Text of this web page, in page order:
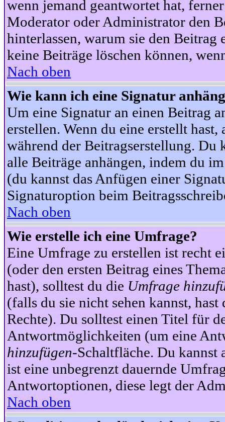
wenn jemand geantwortet hat,
Moderator oder Administrator den
hinterlassen, warum sie den Beitrag
keine Beiträge löschen können,
Nach oben
Wie kann ich eine Signatur
Um eine Signatur an einen Beitrag
erstellen. Wenn du eine erstellt
während der Beitragserstellung. Du
alle Beiträge anhängen, indem du
(du kannst das Anfügen einer
Signaturoption beim
Nach oben
Wie erstelle ich eine Umfrage?
Eine Umfrage zu erstellen ist recht
(oder den ersten Beitrag eines
hast), solltest du die Umfrage
(falls du sie nicht sehen kannst,
Rechte). Du solltest einen Titel für
Antwortmöglichkeiten (um eine
hinzufügen-Schaltfläche. Du
ist eine unbegrenzt dauernde
Antwortoptionen, diese legt der
Nach oben